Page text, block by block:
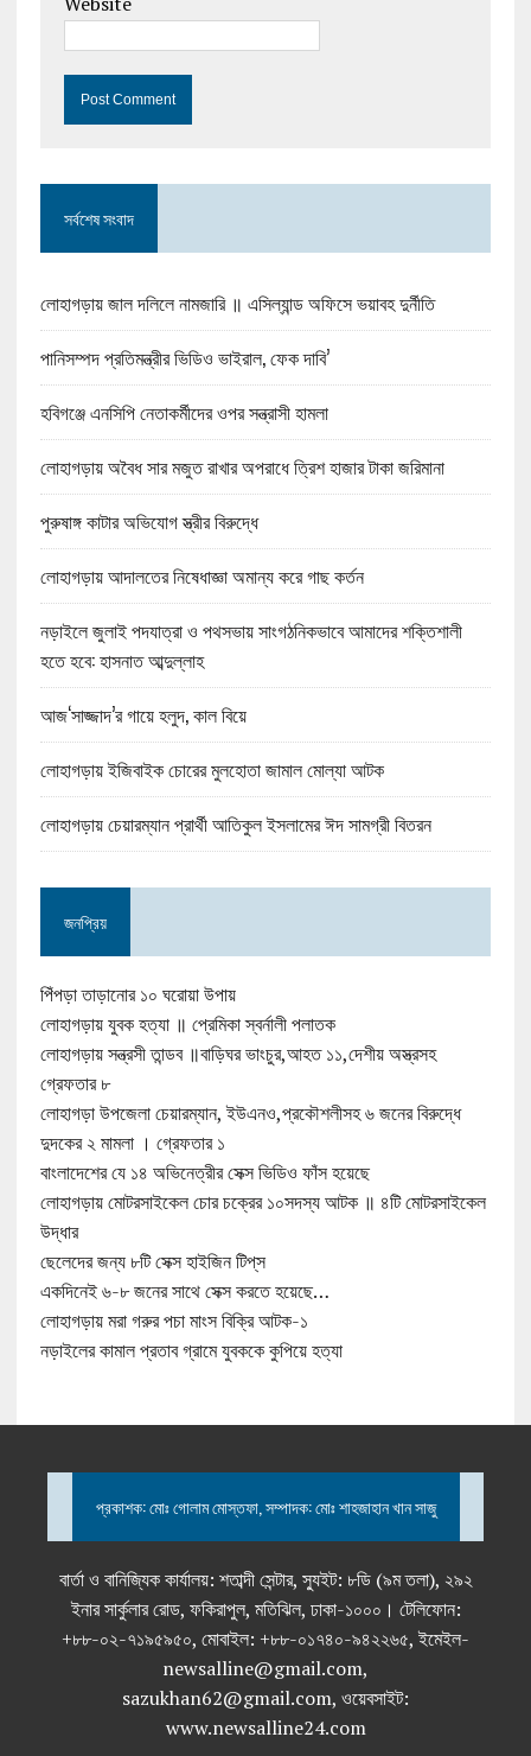
সর্বশেষ সংবাদ
লোহাগড়ায় জাল দলিলে নামজারি ॥ এসিল্যান্ড অফিসে ভয়াবহ দুর্নীতি
পানিসম্পদ প্রতিমন্ত্রীর ভিডিও ভাইরাল, ফেক দাবি’
হবিগঞ্জে এনসিপি নেতাকর্মীদের ওপর সন্ত্রাসী হামলা
লোহাগড়ায় অবৈধ সার মজুত রাখার অপরাধে ত্রিশ হাজার টাকা জরিমানা
পুরুষাঙ্গ কাটার অভিযোগ স্ত্রীর বিরুদ্ধে
লোহাগড়ায় আদালতের নিষেধাজ্ঞা অমান্য করে গাছ কর্তন
নড়াইলে জুলাই পদযাত্রা ও পথসভায় সাংগঠনিকভাবে আমাদের শক্তিশালী
হতে হবে: হাসনাত আব্দুল্লাহ
আজ‘সাজ্জাদ’র গায়ে হলুদ, কাল বিয়ে
লোহাগড়ায় ইজিবাইক চোরের মুলহোতা জামাল মোল্যা আটক
লোহাগড়ায় চেয়ারম্যান প্রার্থী আতিকুল ইসলামের ঈদ সামগ্রী বিতরন
জনপ্রিয়
পিঁপড়া তাড়ানোর ১০ ঘরোয়া উপায়
লোহাগড়ায় যুবক হত্যা ॥ প্রেমিকা স্বর্নালী পলাতক
লোহাগড়ায় সন্ত্রসী তান্ডব ॥বাড়িঘর ভাংচুর,আহত ১১,দেশীয় অস্ত্রসহ
গ্রেফতার ৮
লোহাগড়া উপজেলা চেয়ারম্যান, ইউএনও,প্রকৌশলীসহ ৬ জনের বিরুদ্ধে
দুদকের ২ মামলা । গ্রেফতার ১
বাংলাদেশের যে ১৪ অভিনেত্রীর সেক্স ভিডিও ফাঁস হয়েছে
লোহাগড়ায় মোটরসাইকেল চোর চক্রের ১০সদস্য আটক ॥ ৪টি মোটরসাইকেল
উদ্ধার
ছেলেদের জন্য ৮টি সেক্স হাইজিন টিপ্‌স
একদিনেই ৬-৮ জনের সাথে সেক্স করতে হয়েছে…
লোহাগড়ায় মরা গরুর পচা মাংস বিক্রি আটক-১
নড়াইলের কামাল প্রতাব গ্রামে যুবককে কুপিয়ে হত্যা
প্রকাশক: মোঃ গোলাম মোস্তফা, সম্পাদক: মোঃ শাহজাহান খান সাজু
বার্তা ও বানিজ্যিক কার্যালয়: শতাব্দী সেন্টার, স্যুইট: ৮ডি (৯ম তলা), ২৯২
ইনার সার্কুলার রোড, ফকিরাপুল, মতিঝিল, ঢাকা-১০০০। টেলিফোন:
+৮৮-০২-৭১৯৫৯৫০, মোবাইল: +৮৮-০১৭৪০-৯৪২২৬৫, ইমেইল-
newsalline@gmail.com,
sazukhan62@gmail.com, ওয়েবসাইট:
www.newsalline24.com